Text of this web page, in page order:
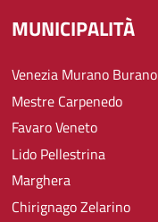
MUNICIPALITÀ
Venezia Murano Burano
Mestre Carpenedo
Favaro Veneto
Lido Pellestrina
Marghera
Chirignago Zelarino